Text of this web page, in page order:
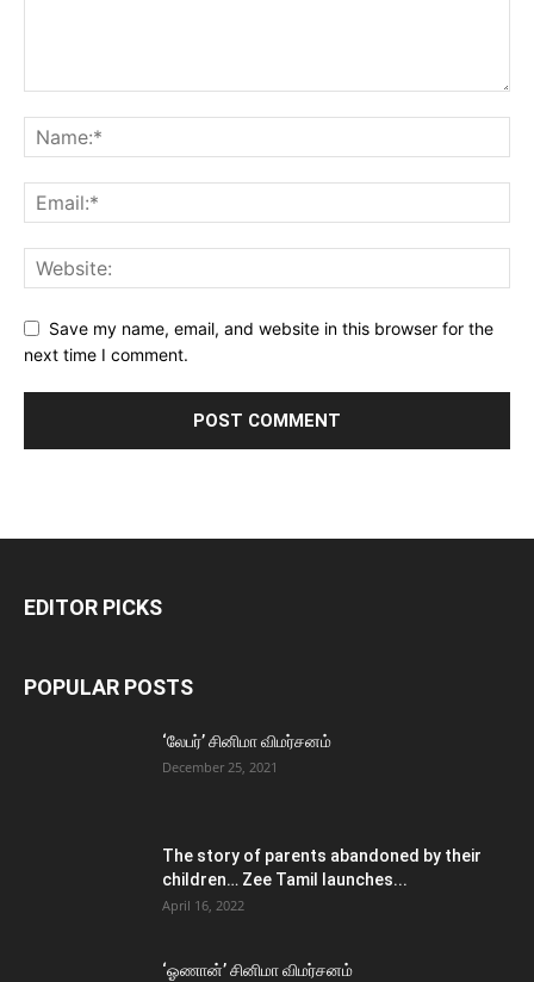
Save my name, email, and website in this browser for the
next time I comment.
EDITOR PICKS
POPULAR POSTS
‘லேபர்’ சினிமா விமர்சனம்
December 25, 2021
The story of parents abandoned by their
children… Zee Tamil launches...
April 16, 2022
‘ஓணான்’ சினிமா விமர்சனம்